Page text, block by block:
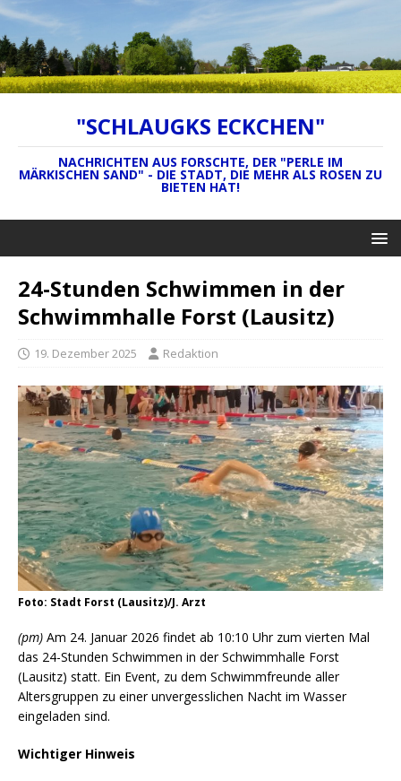
"SCHLAUGKS ECKCHEN"
NACHRICHTEN AUS FORSCHTE, DER "PERLE IM
MÄRKISCHEN SAND" - DIE STADT, DIE MEHR ALS ROSEN ZU
BIETEN HAT!
24-Stunden Schwimmen in der
Schwimmhalle Forst (Lausitz)
19. Dezember 2025 Redaktion
Foto: Stadt Forst (Lausitz)/J. Arzt
(pm) Am 24. Januar 2026 findet ab 10:10 Uhr zum vierten Mal
das 24-Stunden Schwimmen in der Schwimmhalle Forst
(Lausitz) statt. Ein Event, zu dem Schwimmfreunde aller
Altersgruppen zu einer unvergesslichen Nacht im Wasser
eingeladen sind.
Wichtiger Hinweis